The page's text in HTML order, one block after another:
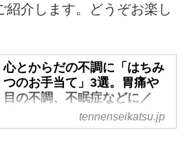
紹介します。どうぞお楽し
心とからだの不調に「はちみ
つのお手当て」3選。胃痛や
目の不調、不眠症などに／
『ひとさじのはちみつ』著
者・前田京子さん - 天然生活
tennenseikatsu.jp